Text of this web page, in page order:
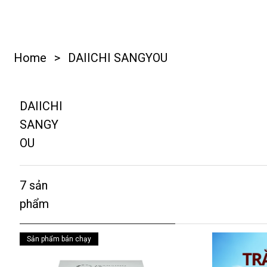
Home > DAIICHI SANGYOU
DAIICHI
SANGY
OU
7
Sản phẩm bán chạy